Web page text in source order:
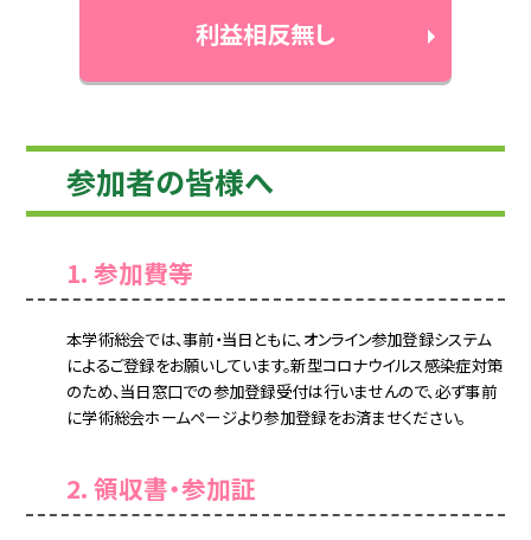
利益相反無し
参加者の皆様へ
1. 参加費等
本学術総会では、事前・当日ともに、オンライン参加登録システム
によるご登録をお願いしています。新型コロナウイルス感染症対策
のため、当日窓口での参加登録受付は行いませんので、必ず事前
に学術総会ホームページより参加登録をお済ませください。
2. 領収書・参加証